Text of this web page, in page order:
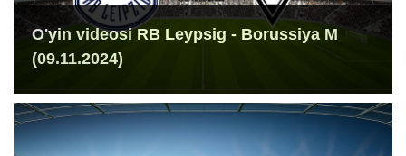
O'yin videosi RB Leypsig - Borussiya M
(09.11.2024)